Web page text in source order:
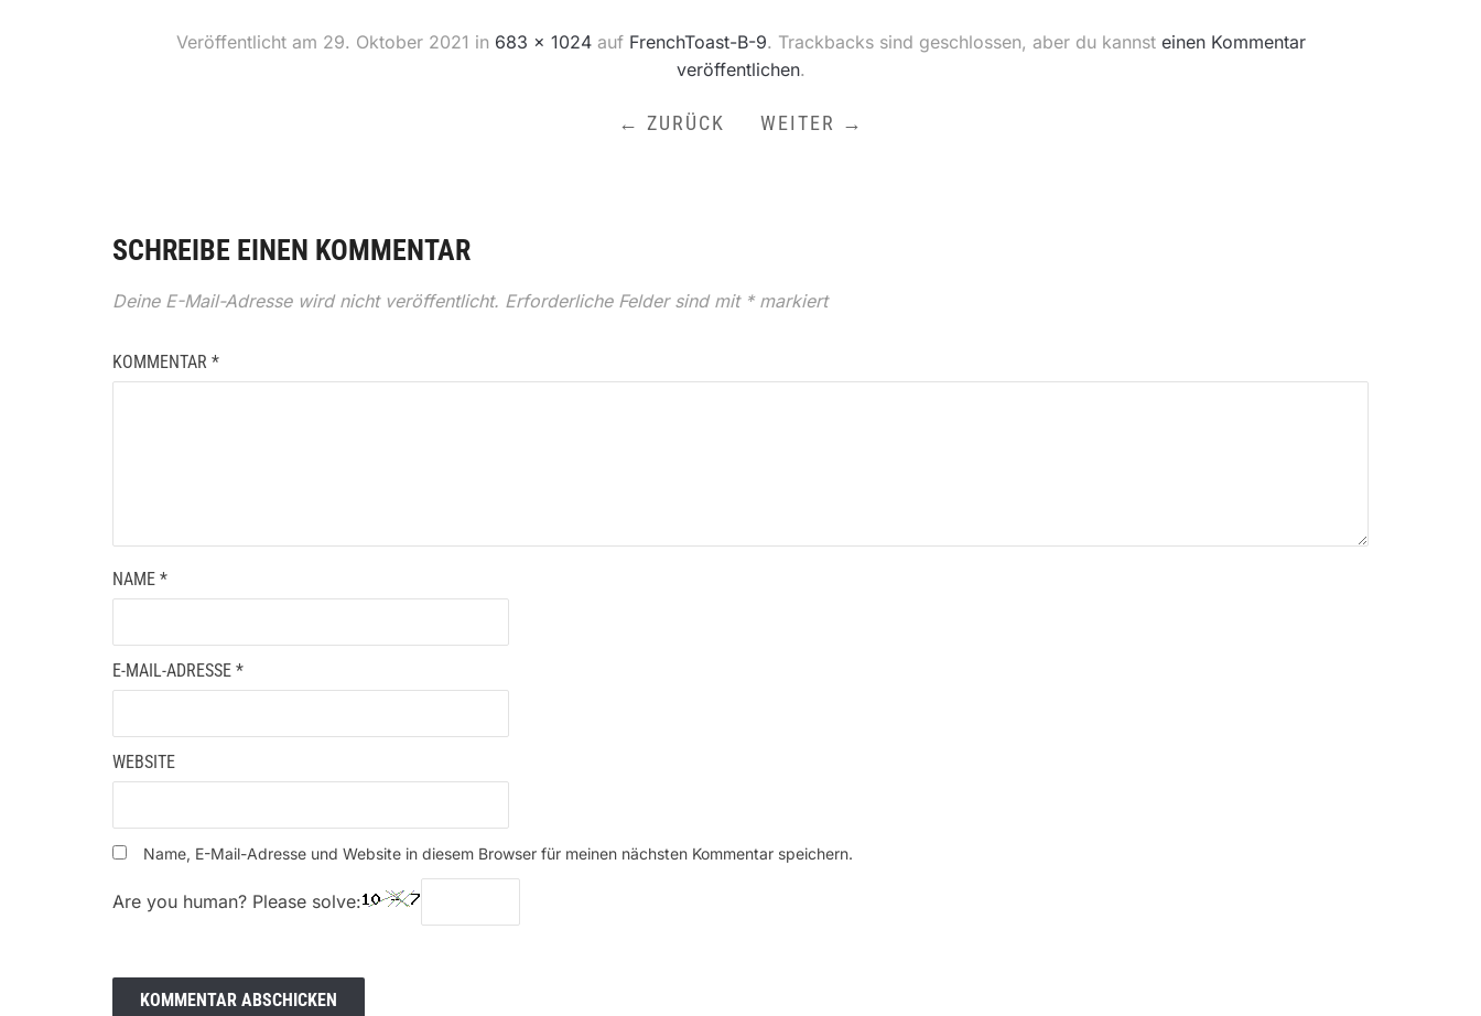
Veröffentlicht am 29. Oktober 2021 in 683 × 1024auf FrenchToast-B-9. Trackbacks sind geschlossen, aber du kannst einen Kommentar
veröffentlichen.
← ZURÜCK WEITER →
SCHREIBE EINEN KOMMENTAR
Deine E-Mail-Adresse wird nicht veröffentlicht. Erforderliche Felder sind mit *markiert
KOMMENTAR *
NAME *
E-MAIL-ADRESSE *
WEBSITE
Name, E-Mail-Adresse und Website in diesem Browser für meinen nächsten Kommentar speichern.
Are you human? Please solve: